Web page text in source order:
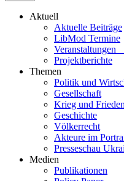
Aktuell
Aktu­elle Beiträge
LibMod Termine
Ver­an­stal­tun­gen
Pro­jekt­be­richte
Themen
Politik und
Gesell­schaft
Krieg und Frieden
Geschichte
Völ­ker­recht
Akteure im
Pres­se­schau
Medien
Publi­ka­tio­nen